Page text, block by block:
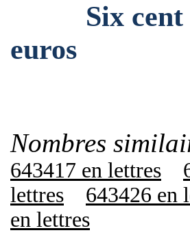
Six cent
euros
Nombres
643417 en lettres
lettres
643426 en
en lettres